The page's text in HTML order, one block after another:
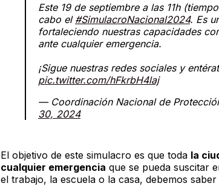
Este 19 de septiembre a las 11h
cabo el #SimulacroNacional2024. Es
fortaleciendo nuestras capacidades
ante cualquier emergencia.
¡Sigue nuestras redes sociales y
pic.twitter.com/hFkrbH4laj
— Coordinación Nacional de
30, 2024
El objetivo de este simulacro es que toda la
cualquier emergencia que se pueda suscitar
el trabajo, la escuela o la casa, debemos